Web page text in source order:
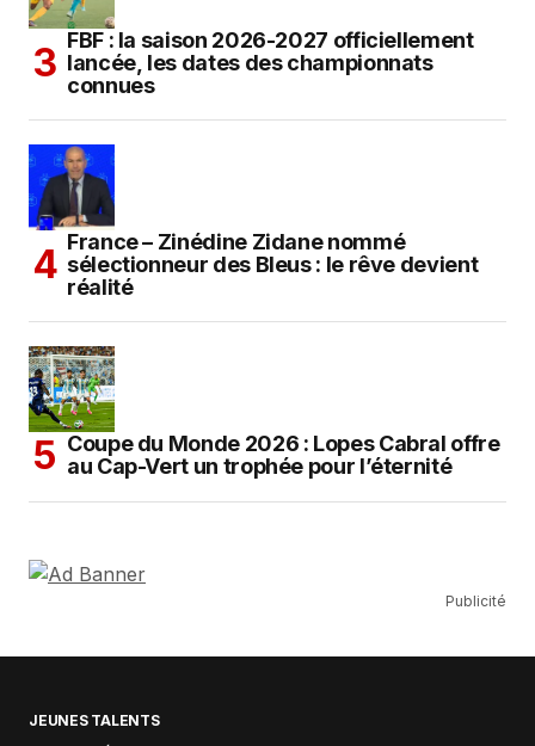
FBF : la saison 2026-2027 officiellement
lancée, les dates des championnats
connues
France – Zinédine Zidane nommé
sélectionneur des Bleus : le rêve devient
réalité
Coupe du Monde 2026 : Lopes Cabral offre
au Cap-Vert un trophée pour l’éternité
Publicité
JEUNES TALENTS